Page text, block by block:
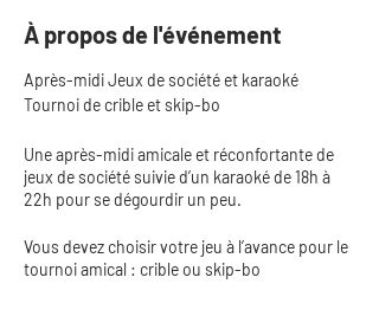
À propos de l'événement
Après-midi Jeux de société et karaoké
Tournoi de crible et skip-bo
Une après-midi amicale et réconfortante de
jeux de société suivie d’un karaoké de 18h à
22h pour se dégourdir un peu.
Vous devez choisir votre jeu à l’avance pour le
tournoi amical : crible ou skip-bo